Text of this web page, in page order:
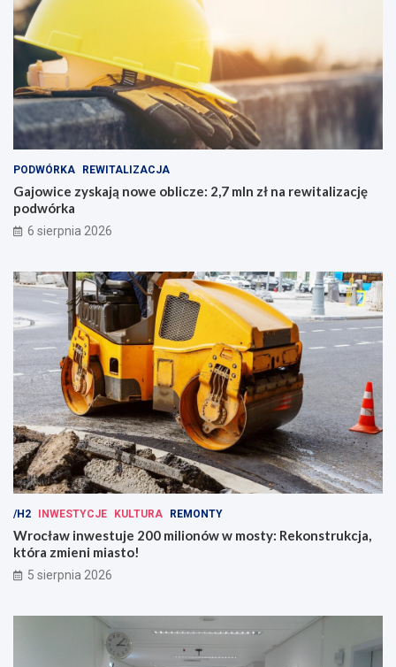
PODWÓRKA REWITALIZACJA
Gajowice zyskają nowe oblicze: 2,7 mln zł na rewitalizację
podwórka
6 sierpnia 2026
/H2 INWESTYCJE KULTURA REMONTY
Wrocław inwestuje 200 milionów w mosty: Rekonstrukcja,
która zmieni miasto!
5 sierpnia 2026